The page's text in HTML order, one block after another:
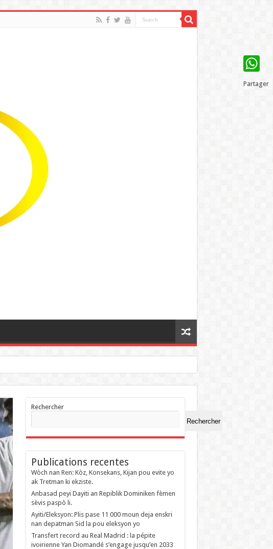
Rechercher
Rechercher
Publications recentes
Wòch nan Ren: Kòz, Konsekans, Kijan pou evite yo
ak Tretman ki ekziste.
Anbasad peyi Dayiti an Repiblik Dominiken fèmen
sèvis paspò li.
Ayiti/Eleksyon: Plis pase 11 000 moun deja enskri
nan depatman Sid la pou eleksyon yo
Transfert record au Real Madrid : la pépite
ivoirienne Yan Diomandé s’engage jusqu’en 2033
WhatsApp
Partager